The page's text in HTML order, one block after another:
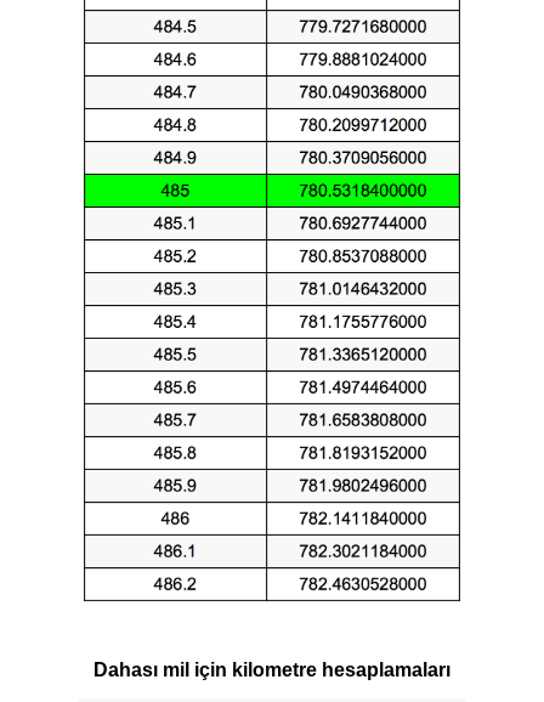
Dahası mil için kilometre hesaplamaları